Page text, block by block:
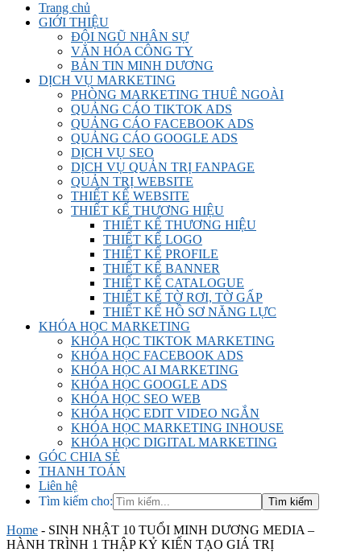
Trang chủ
GIỚI THIỆU
ĐỘI NGŨ NHÂN SỰ
VĂN HÓA CÔNG TY
BẢN TIN MINH DƯƠNG
DỊCH VỤ MARKETING
PHÒNG MARKETING THUÊ NGOÀI
QUẢNG CÁO TIKTOK ADS
QUẢNG CÁO FACEBOOK ADS
QUẢNG CÁO GOOGLE ADS
DỊCH VỤ SEO
DỊCH VỤ QUẢN TRỊ FANPAGE
QUẢN TRỊ WEBSITE
THIẾT KẾ WEBSITE
THIẾT KẾ THƯƠNG HIỆU
THIẾT KẾ THƯƠNG HIỆU
THIẾT KẾ LOGO
THIẾT KẾ PROFILE
THIẾT KẾ BANNER
THIẾT KẾ CATALOGUE
THIẾT KẾ TỜ RƠI, TỜ GẤP
THIẾT KẾ HỒ SƠ NĂNG LỰC
KHÓA HỌC MARKETING
KHÓA HỌC TIKTOK MARKETING
KHÓA HỌC FACEBOOK ADS
KHÓA HỌC AI MARKETING
KHÓA HỌC GOOGLE ADS
KHÓA HỌC SEO WEB
KHÓA HỌC EDIT VIDEO NGẮN
KHÓA HỌC MARKETING INHOUSE
KHÓA HỌC DIGITAL MARKETING
GÓC CHIA SẺ
THANH TOÁN
Liên hệ
Tìm kiếm cho:
Home - SINH NHẬT 10 TUỔI MINH DƯƠNG MEDIA –
HÀNH TRÌNH 1 THẬP KỶ KIẾN TẠO GIÁ TRỊ